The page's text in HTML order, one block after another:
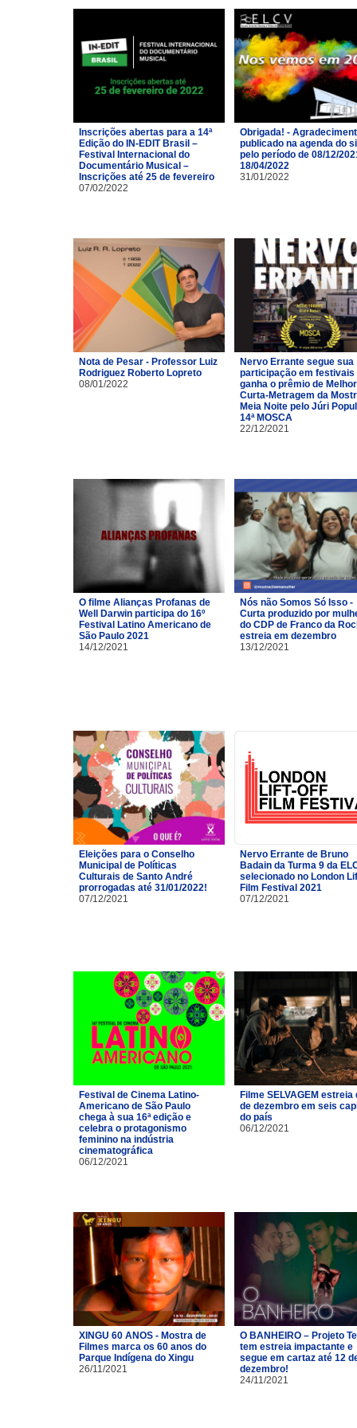
Inscrições abertas para a 14ª
Edição do IN-EDIT Brasil –
Festival Internacional do
Documentário Musical –
Inscrições até 25 de fevereiro
07/02/2022
Obrigada! -
publicado na agenda do
pelo período de 08/12/
18/04/2022
31/01/2022
Nota de Pesar - Professor Luiz
Rodriguez Roberto Lopreto
08/01/2022
Nervo Errante segue sua
participação em festivais
ganha o prêmio de Melhor
Curta-Metragem da
Meia Noite pelo Júri
14ª MOSCA
22/12/2021
O filme Alianças Profanas de
Well Darwin participa do 16º
Festival Latino Americano de
São Paulo 2021
14/12/2021
Nós não Somos Só Isso -
Curta produzido por
do CDP de Franco da
estreia em dezembro
13/12/2021
Eleições para o Conselho
Municipal de Políticas
Culturais de Santo André
prorrogadas até 31/01/2022!
07/12/2021
Nervo Errante de Bruno
Badain da Turma 9 da
selecionado no London
Film Festival 2021
07/12/2021
Festival de Cinema Latino-
Americano de São Paulo
chega à sua 16ª edição e
celebra o protagonismo
feminino na indústria
cinematográfica
06/12/2021
Filme SELVAGEM estreia
de dezembro em seis
do país
06/12/2021
XINGU 60 ANOS - Mostra de
Filmes marca os 60 anos do
Parque Indígena do Xingu
26/11/2021
O BANHEIRO – Projeto
tem estreia impactante e
segue em cartaz até 12
dezembro!
24/11/2021